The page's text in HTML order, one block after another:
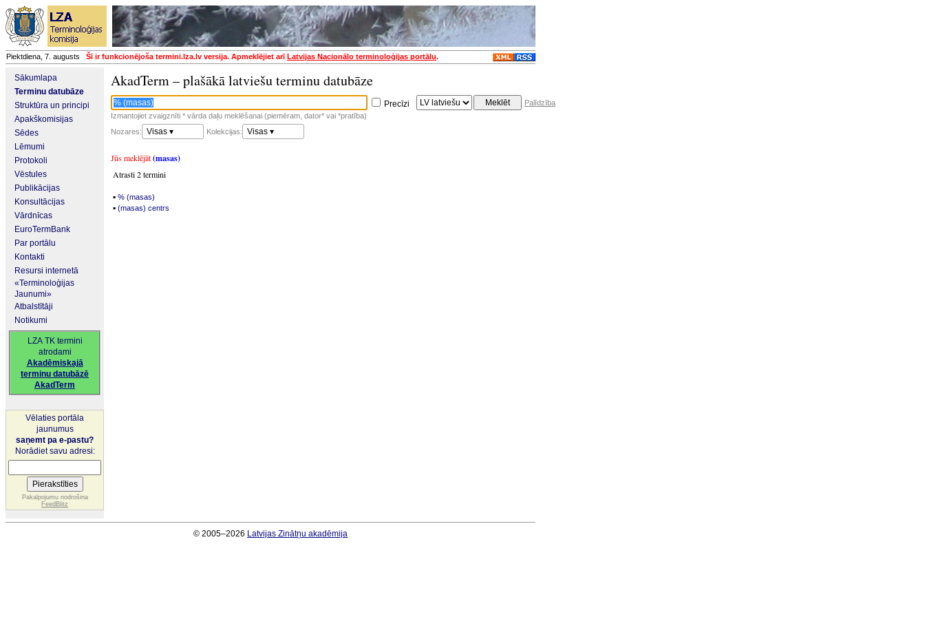
Piektdiena, 7. augusts Šī ir funkcionējoša termini.lza.lv versija. Apmeklējiet arīLatvijas Nacionālo terminoloģijas portālu.
Sākumlapa
Terminu datubāze
Struktūra un principi
Apakškomisijas
Sēdes
Lēmumi
Protokoli
Vēstules
Publikācijas
Konsultācijas
Vārdnīcas
EuroTermBank
Par portālu
Kontakti
Resursi internetā
«Terminoloģijas
Jaunumi»
Atbalstītāji
Notikumi
LZA TK termini
atrodami
Akadēmiskajā
terminu datubāzē
AkadTerm
Vēlaties portāla
jaunumus
saņemt pa e-pastu?
Norādiet savu adresi:
Pakalpojumu nodrošina
FeedBlitz
AkadTerm – plašākā latviešu terminu datubāze
Precīzi
Palīdzība
Izmantojiet zvaigznīti * vārda daļu meklēšanai (piemēram, dator* vai *pratība)
Nozares:
Visas ▾ Kolekcijas: Visas ▾
Jūs meklējāt(masas)
Atrasti 2 termini
▪ % (masas)
▪ (masas) centrs
© 2005–2026 Latvijas Zinātņu akadēmija